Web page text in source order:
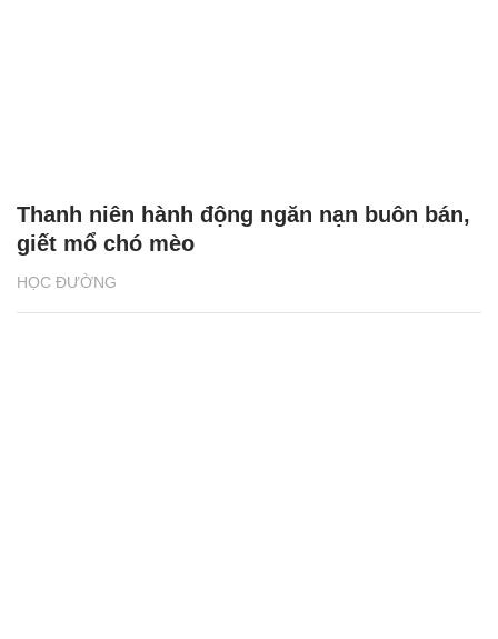
HỌC ĐƯỜNG
Thanh niên hành động ngăn nạn buôn bán,
giết mổ chó mèo